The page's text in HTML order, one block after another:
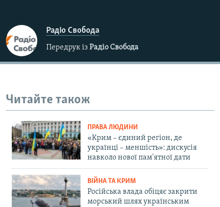
Радіо Свобода
Передрук із Радіо Свобода
Читайте також
ПРАВА ЛЮДИНИ
«Крим – єдиний регіон, де
українці – меншість»: дискусія
навколо нової пам'ятної дати
ВІЙНА ТА КРИМ
Російська влада обіцяє закрити
морський шлях українським